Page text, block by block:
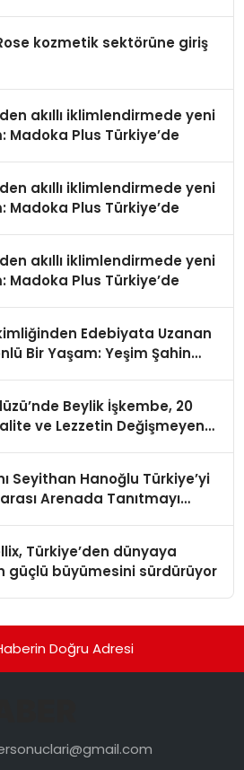
kozmetik sektörüne giriş
akıllı iklimlendirmede yeni
Madoka Plus Türkiye’de
akıllı iklimlendirmede yeni
Madoka Plus Türkiye’de
akıllı iklimlendirmede yeni
Madoka Plus Türkiye’de
Edebiyata Uzanan
Bir Yaşam: Yeşim Şahin
Beylik İşkembe, 20
ve Lezzetin Değişmeyen
Seyithan Hanoğlu Türkiye’yi
Arenada Tanıtmayı
Türkiye’den dünyaya
güçlü büyümesini sürdürüyor
Doğru Adresi